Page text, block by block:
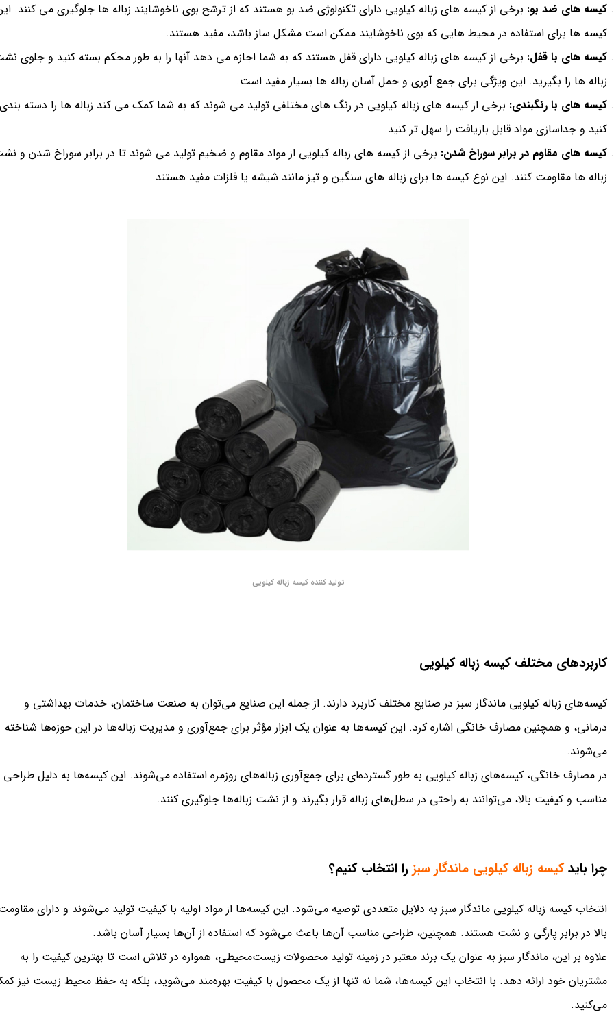
کیسه های ضد بو: برخی از کیسه های زباله کیلویی دارای تکنولوژی ضد بو هستند که از ترشح بوی ناخوشایند زباله ها جلوگیری می کنند.
کیسه ها برای استفاده در محیط هایی که بوی ناخوشایند ممکن است مشکل ساز باشد، مفید هستند.
کیسه های با قفل: برخی از کیسه های زباله کیلویی دارای قفل هستند که به شما اجازه می دهد آنها را به طور محکم بسته کنید و جلوی
زباله ها را بگیرید. این ویژگی برای جمع آوری و حمل آسان زباله ها بسیار مفید است.
کیسه های با رنگبندی: برخی از کیسه های زباله کیلویی در رنگ های مختلفی تولید می شوند که به شما کمک می کند زباله ها را دسته بندی
کنید و جداسازی مواد قابل بازیافت را سهل تر کنید.
کیسه های مقاوم در برابر سوراخ شدن: برخی از کیسه های زباله کیلویی از مواد مقاوم و ضخیم تولید می شوند تا در برابر سوراخ شدن و
زباله ها مقاومت کنند. این نوع کیسه ها برای زباله های سنگین و تیز مانند شیشه یا فلزات مفید هستند.
تولید کننده کیسه زباله کیلویی
کاربردهای مختلف کیسه زباله کیلویی
کیسه‌های زباله کیلویی ماندگار سبز در صنایع مختلف کاربرد دارند. از جمله این صنایع می‌توان به صنعت ساختمان، خدمات بهداشتی و
درمانی، و همچنین مصارف خانگی اشاره کرد. این کیسه‌ها به عنوان یک ابزار مؤثر برای جمع‌آوری و مدیریت زباله‌ها در این حوزه‌ها شناخته
می‌شوند.
در مصارف خانگی، کیسه‌های زباله کیلویی به طور گسترده‌ای برای جمع‌آوری زباله‌های روزمره استفاده می‌شوند. این کیسه‌ها به دلیل طراحی
مناسب و کیفیت بالا، می‌توانند به راحتی در سطل‌های زباله قرار بگیرند و از نشت زباله‌ها جلوگیری کنند.
چرا بایدکیسه زباله کیلویی ماندگار سبزرا انتخاب کنیم؟
انتخاب کیسه زباله کیلویی ماندگار سبز به دلایل متعددی توصیه می‌شود. این کیسه‌ها از مواد اولیه با کیفیت تولید می‌شوند و دارای
بالا در برابر پارگی و نشت هستند. همچنین، طراحی مناسب آن‌ها باعث می‌شود که استفاده از آن‌ها بسیار آسان باشد.
علاوه بر این، ماندگار سبز به عنوان یک برند معتبر در زمینه تولید محصولات زیست‌محیطی، همواره در تلاش است تا بهترین کیفیت را به
مشتریان خود ارائه دهد. با انتخاب این کیسه‌ها، شما نه تنها از یک محصول با کیفیت بهره‌مند می‌شوید، بلکه به حفظ محیط زیست نیز
می‌کنید.